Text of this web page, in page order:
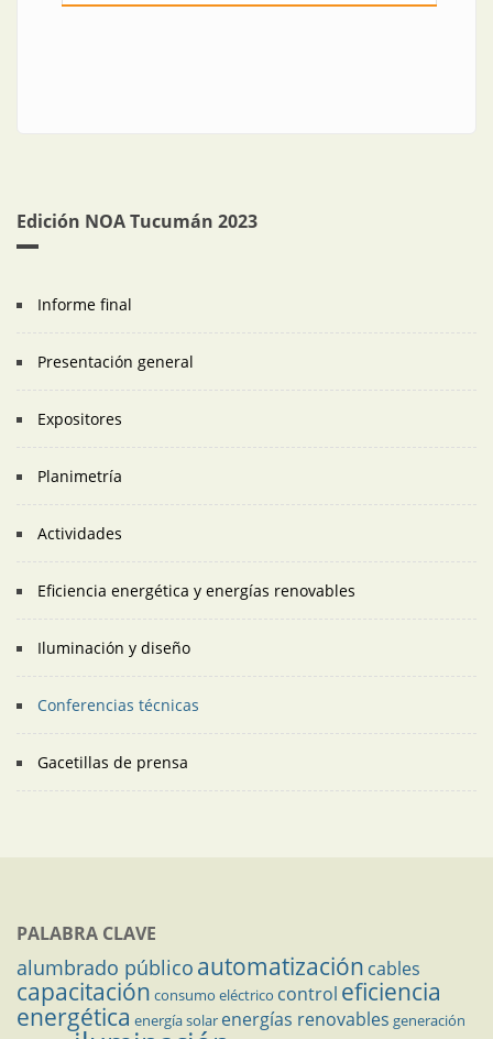
Edición NOA Tucumán 2023
Informe final
Presentación general
Expositores
Planimetría
Actividades
Eficiencia energética y energías renovables
Iluminación y diseño
Conferencias técnicas
Gacetillas de prensa
PALABRA CLAVE
alumbrado público automatización cables
capacitación consumo eléctrico control eficiencia
energética energía solar energías renovables generación